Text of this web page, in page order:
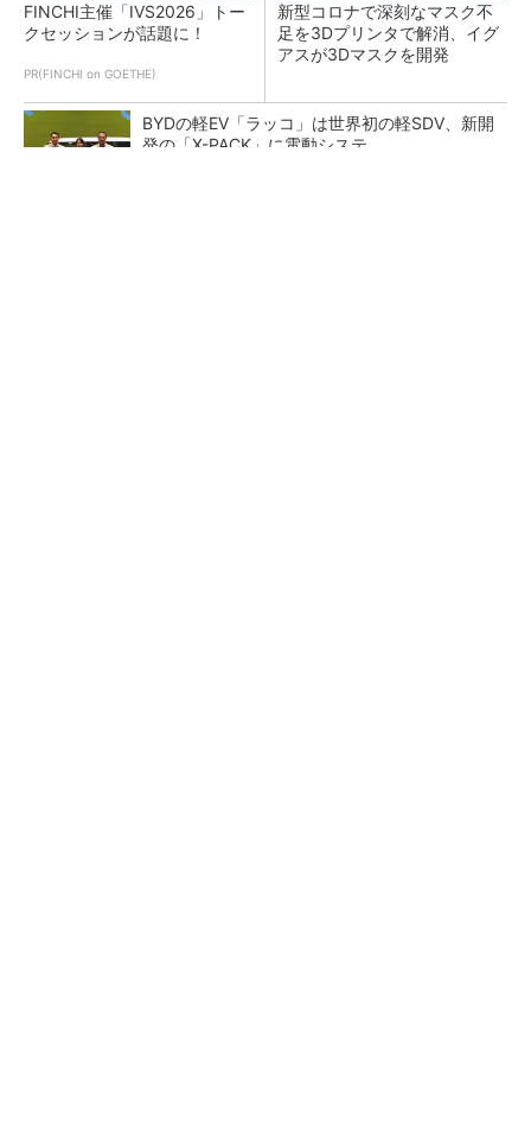
FINCHI主催「IVS2026」トー
クセッションが話題に！
PR(FINCHI on GOETHE)
新型コロナで深刻なマスク不
足を3Dプリンタで解消、イグ
アスが3Dマスクを開発
BYDの軽EV「ラッコ」は世界初の軽SDV、新開
発の「X-PACK」に電動システ...